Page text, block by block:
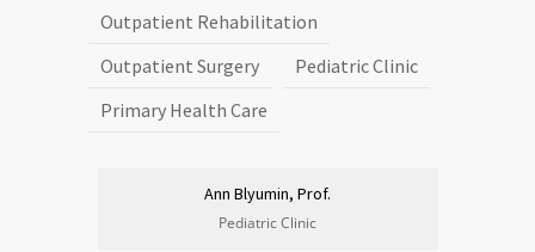
Outpatient Rehabilitation
Outpatient Surgery
Pediatric Clinic
Primary Health Care
Ann Blyumin, Prof.
Pediatric Clinic